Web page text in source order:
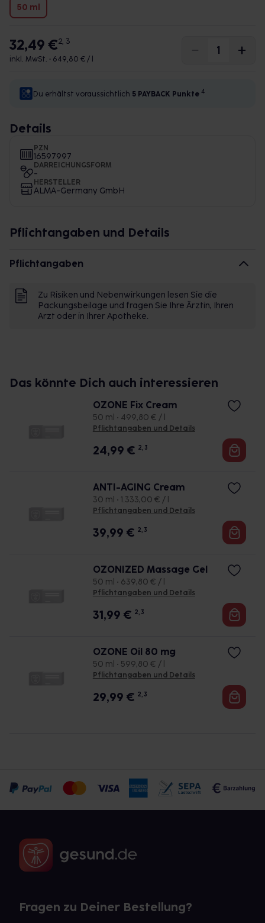
50 ml
32,49 €2, 3
inkl. MwSt. • 649,80 € / l
Du erhältst voraussichtlich 5 PAYBACK Punkte 4
Details
PZN
16597997
DARREICHUNGSFORM
-
HERSTELLER
ALMA-Germany GmbH
Pflichtangaben und Details
Pflichtangaben
Zu Risiken und Nebenwirkungen lesen Sie die
Packungsbeilage und fragen Sie Ihre Ärztin, Ihren
Arzt oder in Ihrer Apotheke.
Das könnte Dich auch interessieren
OZONE Fix Cream
50 ml • 499,80 € / l
Pflichtangaben und Details
24,99 € 2, 3
ANTI-AGING Cream
30 ml • 1.333,00 € / l
Pflichtangaben und Details
39,99 € 2, 3
OZONIZED Massage Gel
50 ml • 639,80 € / l
Pflichtangaben und Details
31,99 € 2, 3
OZONE Oil 80 mg
50 ml • 599,80 € / l
Pflichtangaben und Details
29,99 € 2, 3
Fragen zu Deiner Bestellung?